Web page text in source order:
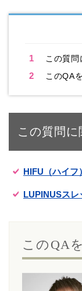
1 この質
2 このQA
この質問
HIFU（ハイフ
LUPINUSスレ
このQA